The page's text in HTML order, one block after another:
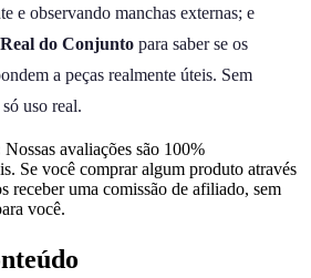
e observando manchas externas; e
do Conjunto para saber se os
a peças realmente úteis. Sem
uso real.
Nossas avaliações são 100%
Se você comprar algum produto através
receber uma comissão de afiliado, sem
você.